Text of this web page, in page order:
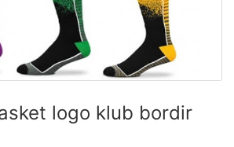
logo klub bordir